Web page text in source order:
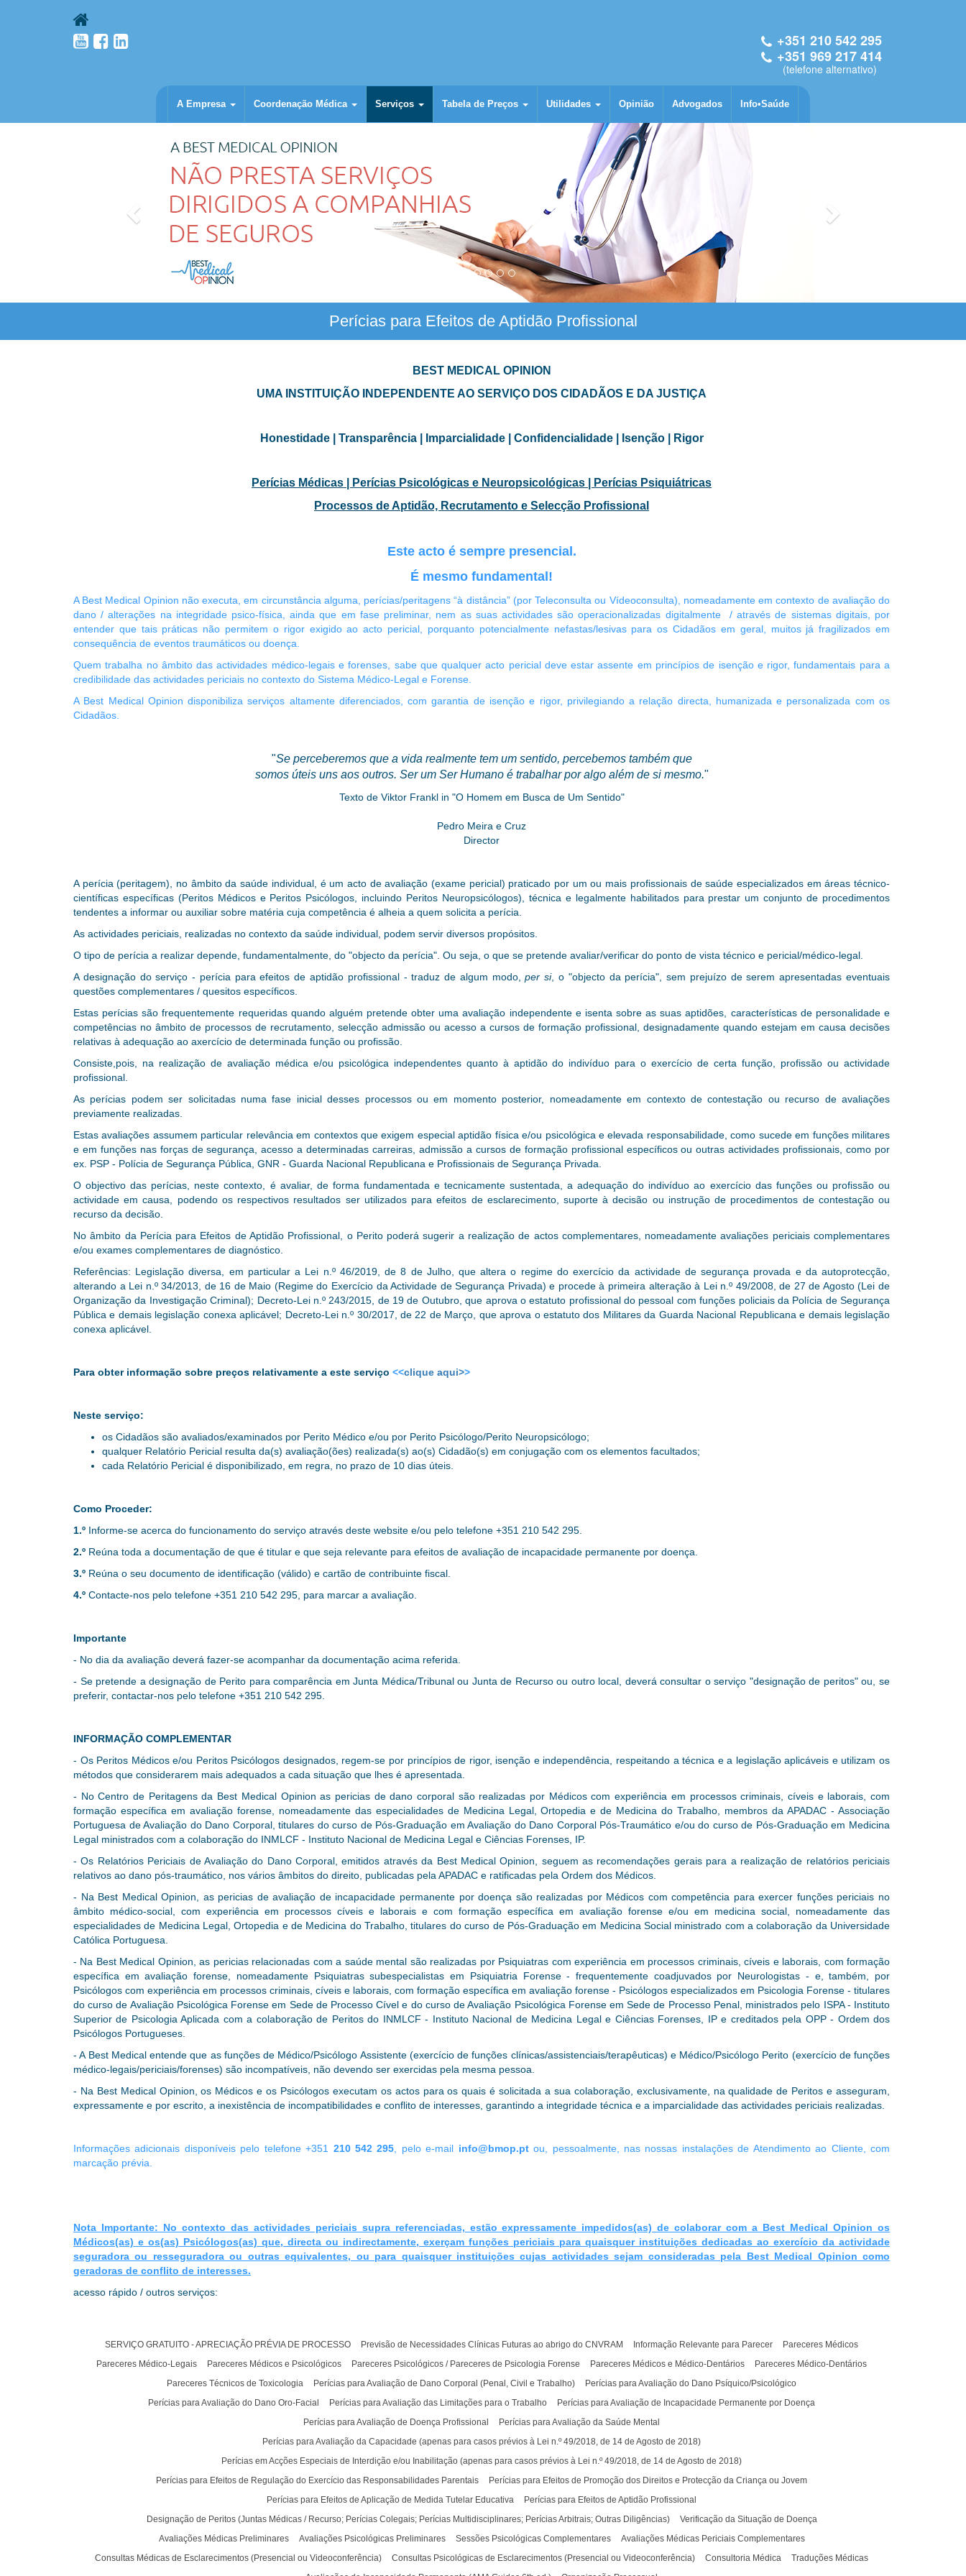
+351 210542 295
+351 969217 414
(telefone alternativo)
A Empresa Coordenação Médica Serviços Tabela de Preços Utilidades Opinião Advogados Info•Saúde
Perícias para Efeitos de Aptidão Profissional
BEST MEDICAL OPINION
UMA INSTITUIÇÃO INDEPENDENTE AO SERVIÇO DOS CIDADÃOS E DA JUSTIÇA
Honestidade | Transparência | Imparcialidade | Confidencialidade | Isenção | Rigor
Perícias Médicas | Perícias Psicológicas e Neuropsicológicas | Perícias Psiquiátricas
Processos de Aptidão, Recrutamento e Selecção Profissional
Este acto é sempre presencial.
É mesmo fundamental!
A Best Medical Opinion não executa, em circunstância alguma, perícias/peritagens “à distância” (por Teleconsulta ou Vídeoconsulta), nomeadamente em contexto de avaliação do
dano / alterações na integridade psico-física, ainda que em fase preliminar, nem as suas actividades são operacionalizadas digitalmente / através de sistemas digitais, por
entender que tais práticas não permitem o rigor exigido ao acto pericial, porquanto potencialmente nefastas/lesivas para os Cidadãos em geral, muitos já fragilizados em
consequência de eventos traumáticos ou doença
Quem trabalha no âmbito das actividades médico-legais e forenses, sabe que qualquer acto pericial deve estar assente em princípios de isenção e rigor, fundamentais para a
credibilidade das actividades periciais no contexto do Sistema Médico-Legal e Forense.
A Best Medical Opinion disponibiliza serviços altamente diferenciados, com garantia de isenção e rigor, privilegiando a relação directa, humanizada e personalizada com os
Cidadãos.
"Se perceberemos que a vida realmente tem um sentido, percebemos também que
somos úteis uns aos outros. Ser um Ser Humano é trabalhar por algo além de si mesmo."
Texto de Viktor Frankl in "O Homem em Busca de Um Sentido"
Pedro Meira e Cruz
Director
A perícia (peritagem), no âmbito da saúde individual, é um acto de avaliação (exame pericial) praticado por um ou mais profissionais de saúde especializados em áreas técnico-
científicas específicas (Peritos Médicos e Peritos Psicólogos, incluindo Peritos Neuropsicólogos), técnica e legalmentehabilitados para prestar um conjunto de procedimentos
tendentes a informar ou auxiliar sobre matéria cuja competência é alheia a quem solicita a perícia.
As actividades periciais, realizadas no contexto da saúde individual, podem servir diversos propósitos.
O tipo de perícia a realizar depende, fundamentalmente, do "objecto da perícia". Ou seja, o que se pretende avaliar/verificar do ponto de vista técnico e pericial/médico-legal.
A designação do serviço - perícia para efeitos de aptidão profissional - traduz de algum modo,per si, o "objecto da perícia" , sem prejuízo de serem apresentadas eventuais
questões complementares / quesitos específicos
Estas perícias são frequentemente requeridas quando alguém pretende obter uma avaliação independente e isenta sobre as suas aptidões, características de personalidade e
competências no âmbito de processos de recrutamento, selecção admissão ou acesso a cursos de formação profissional, designadamente quando estejam em causa decisões
relativas à adequação ao axercício de determinada função ou profissão.
Consiste,pois, na realização de avaliação médica e/ou psicológica independentes quanto à aptidão do indivíduo para o exercício de certa função, profissão ou actividade
profissional.
As perícias podem ser solicitadas numa fase inicial desses processos ou em momento posterior, nomeadamente em contexto de contestação ou recurso de avaliações
previamente realizadas.
Estas avaliações assumem particular relevância em contextos que exigem especial aptidão física e/ou psicológica e elevada responsabilidade, como sucede em funções militares
e em funções nas forças de segurança, acesso a determinadas carreiras, admissão a cursos de formação profissional específicos ou outras actividades profissionais, como por
ex. PSP - Polícia de Segurança Pública, GNR - Guarda Nacional Republicana e Profissionais de Segurança Privada.
O objectivo das perícias, neste contexto, é avaliar, de forma fundamentada e tecnicamente sustentada, a adequação do indivíduo ao exercício das funções ou profissão ou
actividade em causa, podendo os respectivos resultados ser utilizados para efeitos de esclarecimento, suporte à decisão ou instrução de procedimentos de contestação ou
recurso da decisão
No âmbito da Perícia para Efeitos de Aptidão Profissional, o Perito poderá sugerir a realização de actos complementares, nomeadamente avaliações periciais complementares
e/ou exames complementares de diagnóstico.
Referências: Legislação diversa, em particular a Lei n.º 46/2019, de 8 de Julho, que altera o regime do exercício da actividade de segurança provada e da autoprotecção,
alterando a Lei n.º 34/2013, de 16 de Maio (Regime do Exercício da Actividade de Segurança Privada) e procede à primeira alteração à Lei n.º 49/2008, de 27 de Agosto (Lei de
Organização da Investigação Criminal); Decreto-Lei n.º 243/2015, de 19 de Outubro, que aprova o estatuto profissional do pessoal com funções policiais da Polícia de Segurança
Pública e demais legislação conexa aplicável; Decreto-Lei n.º 30/2017, de 22 de Março, que aprova o estatuto dos Militares da Guarda Nacional Republicanae demais legislação
conexa aplicável.
Para obter informação sobre preços relativamente a este serviço <<clique aqui>>
Neste serviço:
os Cidadãos são avaliados/examinados por Perito Médico e/ou por Perito Psicólogo/Perito Neuropsicólogo;
qualquer Relatório Pericial resulta da(s) avaliação(ões) realizada(s) ao(s) Cidadão(s) em conjugação com os elementos facultados;
cada Relatório Pericial é disponibilizado, em regra, no prazo de 10 dias úteis.
Como Proceder:
1.º Informe-se acerca do funcionamento do serviço através deste website e/ou pelo telefone +351 210 542 295.
2.º Reúna toda a documentação de que é titular e que seja relevante para efeitos de avaliação de incapacidade permanente por doença.
3.º Reúna o seu documento de identificação (válido) e cartão de contribuinte fiscal.
4.º Contacte-nos pelo telefone +351 210 542 295, para marcar a avaliação.
Importante
- No dia da avaliação deverá fazer-se acompanhar da documentação acima referida.
- Se pretende a designação de Perito para comparência em Junta Médica/Tribunal ou Junta de Recurso ou outro local, deverá consultar oserviço "designação de peritos" ou, se
preferir, contactar-nos pelo telefone +351 210 542 295
INFORMAÇÃO COMPLEMENTAR
- Os Peritos Médicos e/ou Peritos Psicólogos designados, regem-se por princípios de rigor, isenção e independência, respeitando a técnica e a legislação aplicáveis e utilizam os
métodos que considerarem mais adequados a cada situação que lhes é apresentada.
- No Centro de Peritagens da Best Medical Opinion as pericias de dano corporal são realizadas por Médicos com experiência em processos criminais, cíveis e laborais, com
formação específica em avaliação forense, nomeadamente das especialidades de Medicina Legal, Ortopedia e de Medicina do Trabalho, membros da APADAC - Associação
Portuguesa de Avaliação do Dano Corporal, titulares do curso de Pós-Graduação em Avaliação do Dano Corporal Pós-Traumático e/ou do curso de Pós-Graduação em Medicina
Legal ministrados com a colaboração do INMLCF - Instituto Nacional de Medicina Legal e Ciências Forenses, IP.
- Os Relatórios Periciais de Avaliação do Dano Corporal, emitidos através da Best Medical Opinion, seguem as recomendações gerais para a realização de relatórios periciais
relativos ao dano pós-traumático, nos vários âmbitos do direito, publicadas pela APADAC e ratificadas pela Ordem dos Médicos.
- Na Best Medical Opinion, as pericias de avaliação de incapacidade permanente por doença são realizadas por Médicos com competência para exercer funções periciais no
âmbito médico-social, com experiência em processos cíveis e laborais e com formação específica em avaliação forense e/ou em medicina social, nomeadamente das
especialidades de Medicina Legal, Ortopedia e de Medicina do Trabalho, titulares do curso de Pós-Graduação em Medicina Social ministrado com a colaboração da Universidade
Católica Portuguesa.
- Na Best Medical Opinion, as pericias relacionadas com a saúde mental são realizadas por Psiquiatras com experiência em processos criminais, cíveis e laborais, com formação
específica em avaliação forense, nomeadamente Psiquiatras subespecialistas em Psiquiatria Forense - frequentemente coadjuvados por Neurologistas - e, também, por
Psicólogos com experiência em processos criminais, cíveis e laborais, com formação específica em avaliação forense - Psicólogos especializados em Psicologia Forense - titulares
do curso de Avaliação Psicológica Forense em Sede de Processo Cível e do curso de Avaliação Psicológica Forense em Sede de Processo Penal, ministrados pelo ISPA - Instituto
Superior de Psicologia Aplicada com a colaboração de Peritos do INMLCF - Instituto Nacional de Medicina Legal e Ciências Forenses, IP e creditados pela OPP - Ordem dos
Psicólogos Portugueses.
- A Best Medical entende que as funções de Médico/Psicólogo Assistente (exercício de funções clínicas/assistenciais/terapêuticas) e Médico/Psicólogo Perito (exercício de funções
médico-legais/periciais/forenses) são incompatíveis, não devendo ser exercidas pela mesma pessoa.
- Na Best Medical Opinion, os Médicos e os Psicólogos executam os actos para os quais é solicitada a sua colaboração, exclusivamente, na qualidade de Peritos e asseguram,
expressamente e por escrito, a inexistência de incompatibilidades e conflito de interesses, garantindo a integridade técnica e a imparcialidade das actividades periciais realizadas.
Informações adicionais disponíveis pelo telefone +351 210 542 295 , pelo e-mail info@bmop.ptou, pessoalmente, nas nossas instalações de Atendimento ao Cliente, com
marcação prévia.
Nota Importante: No contexto das actividades periciais supra referenciadas, estão expressamente impedidos(as) de colaborar com a Best Medical Opinion os
Médicos(as) e os(as) Psicólogos(as) que, directa ou indirectamente, exerçam funções periciais para quaisquer instituições dedicadas ao exercício da actividade
seguradora ou resseguradora ou outras equivalentes, ou para quaisquer instituições cujas actividades sejam consideradas pela Best Medical Opinion como
geradoras de conflito de interesses.
acesso rápido / outros serviços:
SERVIÇO GRATUITO - APRECIAÇÃO PRÉVIA DE PROCESSO Previsão de Necessidades Clínicas Futuras ao abrigo do CNVRAM Informação Relevante para Parecer
Pareceres Médicos
Pareceres Médico-Legais
Pareceres Médicos e Psicológicos Pareceres Psicológicos / Pareceres de Psicologia Forense Pareceres Médicos e Médico-Dentários
Pareceres Médico-Dentários
Pareceres Técnicos de Toxicologia
Perícias para Avaliação de Dano Corporal (Penal, Civil e Trabalho)
Perícias para Avaliação do Dano Psíquico/Psicológico
Perícias para Avaliação do Dano Oro-Facial
Perícias para Avaliação das Limitações para o Trabalho
Perícias para Avaliação de Incapacidade Permanente por Doença
Perícias para Avaliação de Doença Profissional
Perícias para Avaliação da Saúde Mental
Perícias para Avaliação da Capacidade (apenas para casos prévios à Lei n.º 49/2018, de 14 de Agosto de 2018)
Perícias em Acções Especiais de Interdição e/ou Inabilitação (apenas para casos prévios à Lei n.º 49/2018, de 14 de Agosto de 2018)
Perícias para Efeitos de Regulação do Exercício das Responsabilidades Parentais
Perícias para Efeitos de Promoção dos Direitos e Protecção da Criança ou Jovem
Perícias para Efeitos de Aplicação de Medida Tutelar Educativa
Perícias para Efeitos de Aptidão Profissional
Designação de Peritos (Juntas Médicas / Recurso; Perícias Colegais; Perícias Multidisciplinares; Perícias Arbitrais; Outras Diligências)
Verificação da Situação de Doença
Avaliações Médicas Preliminares
Avaliações Psicológicas Preliminares Sessões Psicológicas Complementares
Avaliações Médicas Periciais Complementares
Consultas Médicas de Esclarecimentos (Presencial ou Videoconferência)
Consultas Psicológicas de Esclarecimentos (Presencial ou Videoconferência) Consultoria Médica
Traduções Médicas